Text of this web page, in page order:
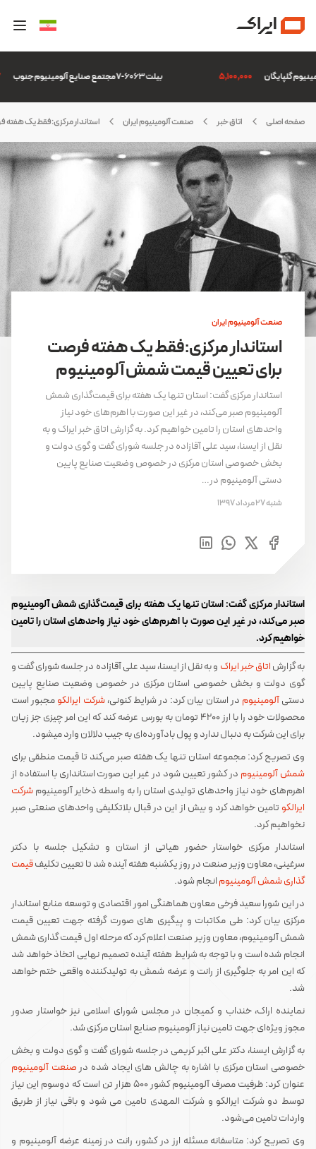
بیلت 6063-7 مجتمع صنایع آلومینیوم جنوب 5,100,000
صفحه اصلی اتاق خبر صنعت آلومینیوم ایران استاندار مرکزی:فقط یک
صنعت آلومینیوم ایران
استاندار مرکزی:فقط یک هفته فرصت
برای تعیین قیمت شمش آلومینیوم
استاندار مرکزی گفت: استان تنها یک هفته برای قیمت‌گذاری شمش
آلومینیوم صبر می‌کند، در غیر این صورت با اهرم‌های خود نیاز
واحدهای استان را تامین خواهیم کرد. به گزارش اتاق خبر ایراک و به
نقل از ایسنا، سید علی آقازاده در جلسه شورای گفت و گوی دولت و
بخش خصوصی استان مرکزی در خصوص وضعیت صنایع پایین
دستی آلومینیوم در…
شنبه 27 مرداد 1397
استاندار مرکزی گفت: استان تنها یک هفته برای قیمت‌گذاری شمش آلومینیوم
صبر می‌کند، در غیر این صورت با اهرم‌های خود نیاز واحدهای استان را تامین
خواهیم کرد.
به گزارشاتاق خبر ایراک و به نقل از ایسنا، سید علی آقازاده در جلسه شورای گفت و
گوی دولت و بخش خصوصی استان مرکزی در خصوص وضعیت صنایع پایین
دستیآلومینیوم در استان بیان کرد: در شرایط کنونی،شرکت ایرالکومجبور است
محصولات خود را با ارز ۴۲۰۰ تومان به بورس عرضه کند که این امر چیزی جز زیان
برای این شرکت به دنبال ندارد و پول بادآورده‌ای به جیب دلالان وارد میشود.
وی تصریح کرد: مجموعه استان تنها یک هفته صبر می‌کند تا قیمت منطقی برای
شمش آلومینیوم در کشور تعیین شود در غیر این صورت استانداری با استفاده از
اهرم‌های خود نیاز واحدهای تولیدی استان را به واسطه ذخایر آلومینیومشرکت
ایرالکو تامین خواهد کرد و بیش از این در قبال بلاتکلیفی واحدهای صنعتی صبر
نخواهیم کرد.
استاندار مرکزی خواستار حضور هیاتی از استان و تشکیل جلسه با دکتر
سرغینی، معاون وزیر صنعت در روز یکشنبه هفته آینده شد تا تعیین تکلیفقیمت
گذاری شمش آلومینیومانجام شود.
در این شورا سعید فرخی معاون هماهنگی امور اقتصادی و توسعه منابع استاندار
مرکزی بیان کرد: طی مکاتبات و پیگیری های صورت گرفته جهت تعیین قیمت
شمش آلومینیوم، معاون وزیر صنعت اعلام کرد که مرحله اول قیمت گذاری شمش
انجام شده است و با توجه به شرایط هفته آینده تصمیم نهایی اتخاذ خواهد شد
که این امر به جلوگیری از رانت و عرضه شمش به تولیدکننده واقعی ختم خواهد
شد.
نماینده اراک، خنداب و کمیجان در مجلس شورای اسلامی نیز خواستار صدور
مجوز ویژه‌ای جهت تامین نیاز آلومینیوم صنایع استان مرکزی شد.
به گزارش ایسنا، دکتر علی اکبر کریمی در جلسه شورای گفت و گوی دولت و بخش
خصوصی استان مرکزی با اشاره به چالش های ایجاد شده در صنعت آلومینیوم
عنوان کرد: ظرفیت مصرف آلومینیوم کشور ۵۰۰ هزار تن است که دوسوم این نیاز
توسط دو شرکت ایرالکو و شرکت المهدی تامین می شود و باقی نیاز از طریق
واردات تامین می‌شود.
وی تصریح کرد: متاسفانه مسئله ارز در کشور، رانت در زمینه عرضه آلومینیوم و